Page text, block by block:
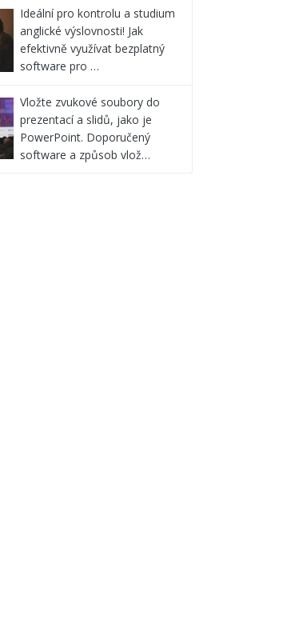
Ideální pro kontrolu a studium
anglické výslovnosti! Jak
efektivně využívat bezplatný
software pro …
Vložte zvukové soubory do
prezentací a slidů, jako je
PowerPoint. Doporučený
software a způsob vlož…